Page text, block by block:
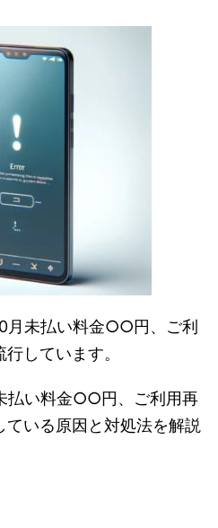
月未払い料金○○円、ご利
しています。
払い料金○○円、ご利用再
いる原因と対処法を解説